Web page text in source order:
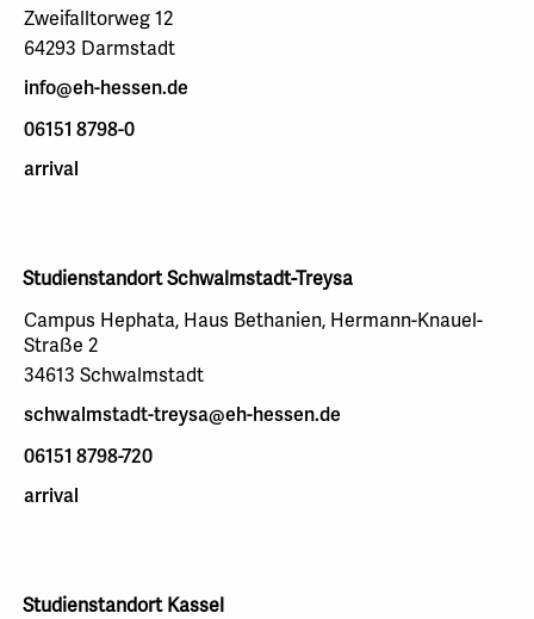
Zweifalltorweg 12
64293 Darmstadt
info@eh-hessen.de
06151 8798-0
arrival
Studienstandort Schwalmstadt-Treysa
Campus Hephata, Haus Bethanien, Hermann-Knauel-
Straße 2
34613 Schwalmstadt
schwalmstadt-treysa@eh-hessen.de
06151 8798-720
arrival
Studienstandort Kassel